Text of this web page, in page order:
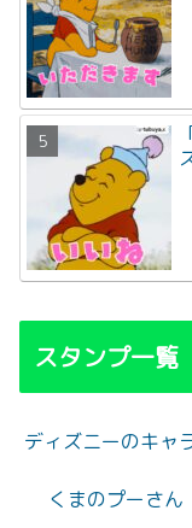
スタンプ一覧
ディズニーのキャ
くまのプーさん